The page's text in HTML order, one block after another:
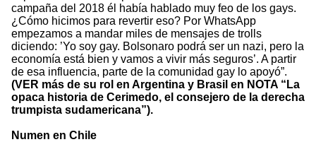
campaña del 2018 él había hablado muy feo de los gays.
¿Cómo hicimos para revertir eso? Por WhatsApp
empezamos a mandar miles de mensajes de trolls
diciendo: ’Yo soy gay. Bolsonaro podrá ser un nazi, pero la
economía está bien y vamos a vivir más seguros’. A partir
de esa influencia, parte de la comunidad gay lo apoyó”.
(VER más de su rol en Argentina y Brasil en NOTA “La
opaca historia de Cerimedo, el consejero de la derecha
trumpista sudamericana”).
Numen en Chile